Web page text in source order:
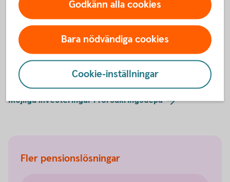
Hjälp med placering
Placera din pension
Möjliga investeringar iförsäkringsdepå
Fler pensionslösningar
Godkänn alla cookies
Bara nödvändiga cookies
Cookie-inställningar